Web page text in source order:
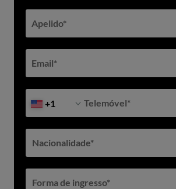
Apelido*
Email*
+1 Telemóvel*
Nacionalidade*
Forma de ingresso*